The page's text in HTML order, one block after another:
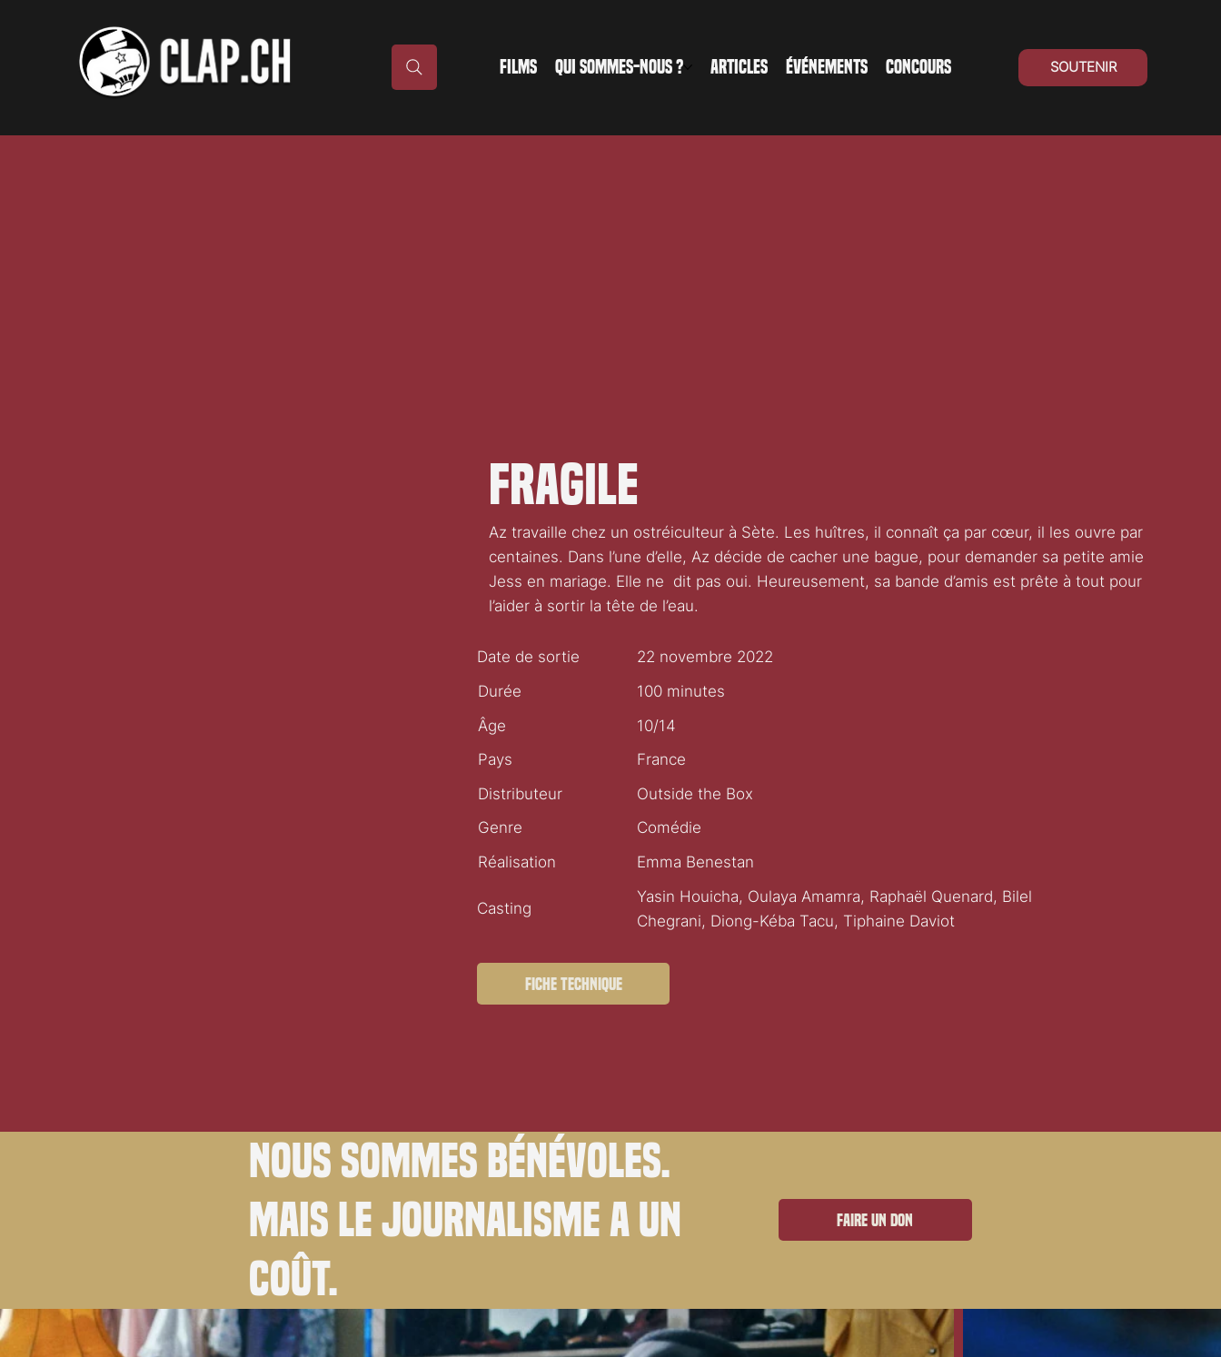
FILMS QUI SOMMES-NOUS ? ARTICLES ÉVÉNEMENTS CONCOURS SOUTENIR
Fragile
Az travaille chez un ostréiculteur à Sète. Les huîtres, il connaît ça par cœur, il les ouvre par
centaines. Dans l’une d’elle, Az décide de cacher une bague, pour demander sa petite amie
Jess en mariage. Elle ne dit pas oui. Heureusement, sa bande d’amis est prête à tout pour
l’aider à sortir la tête de l’eau.
Date de sortie
22 novembre 2022
Durée
100 minutes
Âge
10/14
Pays
France
Distributeur
Outside the Box
Genre
Comédie
Réalisation
Emma Benestan
Casting
Yasin Houicha, Oulaya Amamra, Raphaël Quenard, Bilel
Chegrani, Diong-Kéba Tacu, Tiphaine Daviot
Fiche technique
Nous sommes bénévoles.
Mais le journalisme a un
coût.
Faire un don